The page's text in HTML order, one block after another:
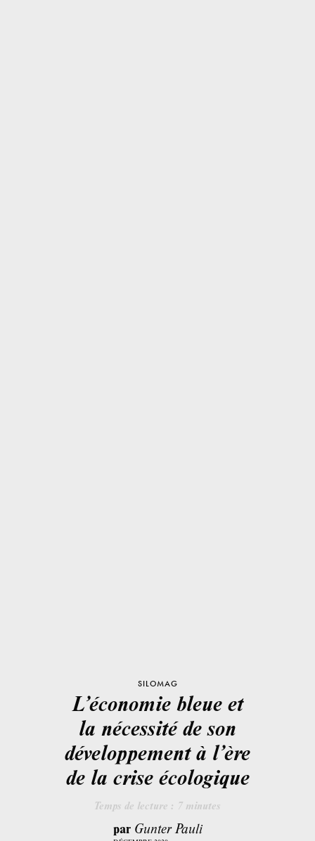
SILOMAG
L’économie bleue et
la nécessité de son
développement à l’ère
de la crise écologique
Temps de lecture : 7 minutes
par Gunter Pauli